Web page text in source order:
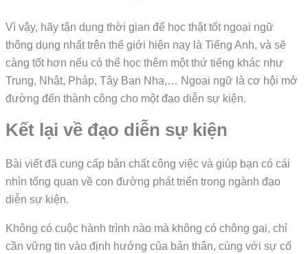
Vì vậy, hãy tận dụng thời gian để học thật tốt ngoại ngữ
thông dụng nhất trên thế giới hiện nay là Tiếng Anh, và sẽ
càng tốt hơn nếu có thể học thêm một thứ tiếng khác như
Trung, Nhật, Pháp, Tây Ban Nha,… Ngoại ngữ là cơ hội mở
đường đến thành công cho một đạo diễn sự kiện.
Kết lại về đạo diễn sự kiện
Bài viết đã cung cấp bản chất công việc và giúp bạn có cái
nhìn tổng quan về con đường phát triển trong ngành đạo
diễn sự kiện.
Không có cuộc hành trình nào mà không có chông gai, chỉ
cần vững tin vào định hướng của bản thân, cùng với sự cố